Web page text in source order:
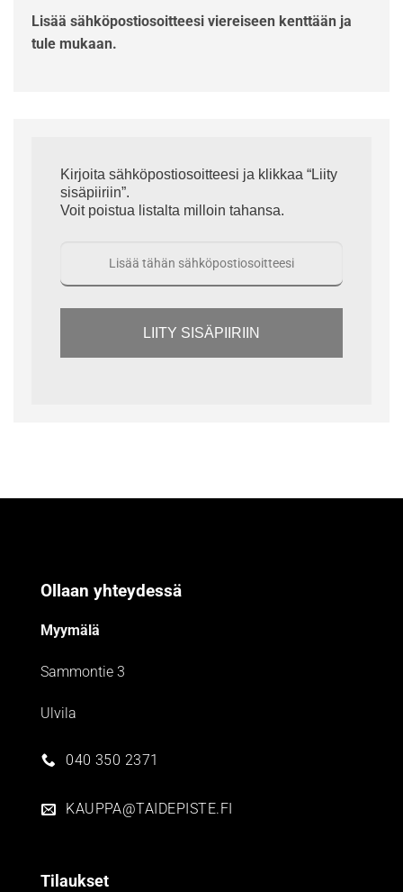
Lisää sähköpostiosoitteesi viereiseen kenttään ja
tule mukaan.
Kirjoita sähköpostiosoitteesi ja klikkaa “Liity
sisäpiiriin”.
Voit poistua listalta milloin tahansa.
LIITY SISÄPIIRIIN
Ollaan yhteydessä
Myymälä
Sammontie 3
Ulvila
040 350 2371
KAUPPA@TAIDEPISTE.FI
Tilaukset